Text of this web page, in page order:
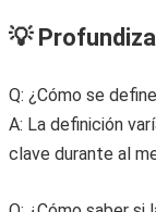
💡
Q: ¿Cómo se
A: La definición
clave durante al